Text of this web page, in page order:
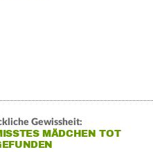
Gewissheit:
MÄDCHEN TOT